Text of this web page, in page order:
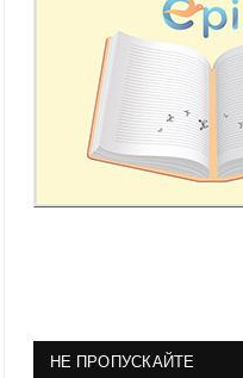
НЕ ПРОПУСКАЙТЕ